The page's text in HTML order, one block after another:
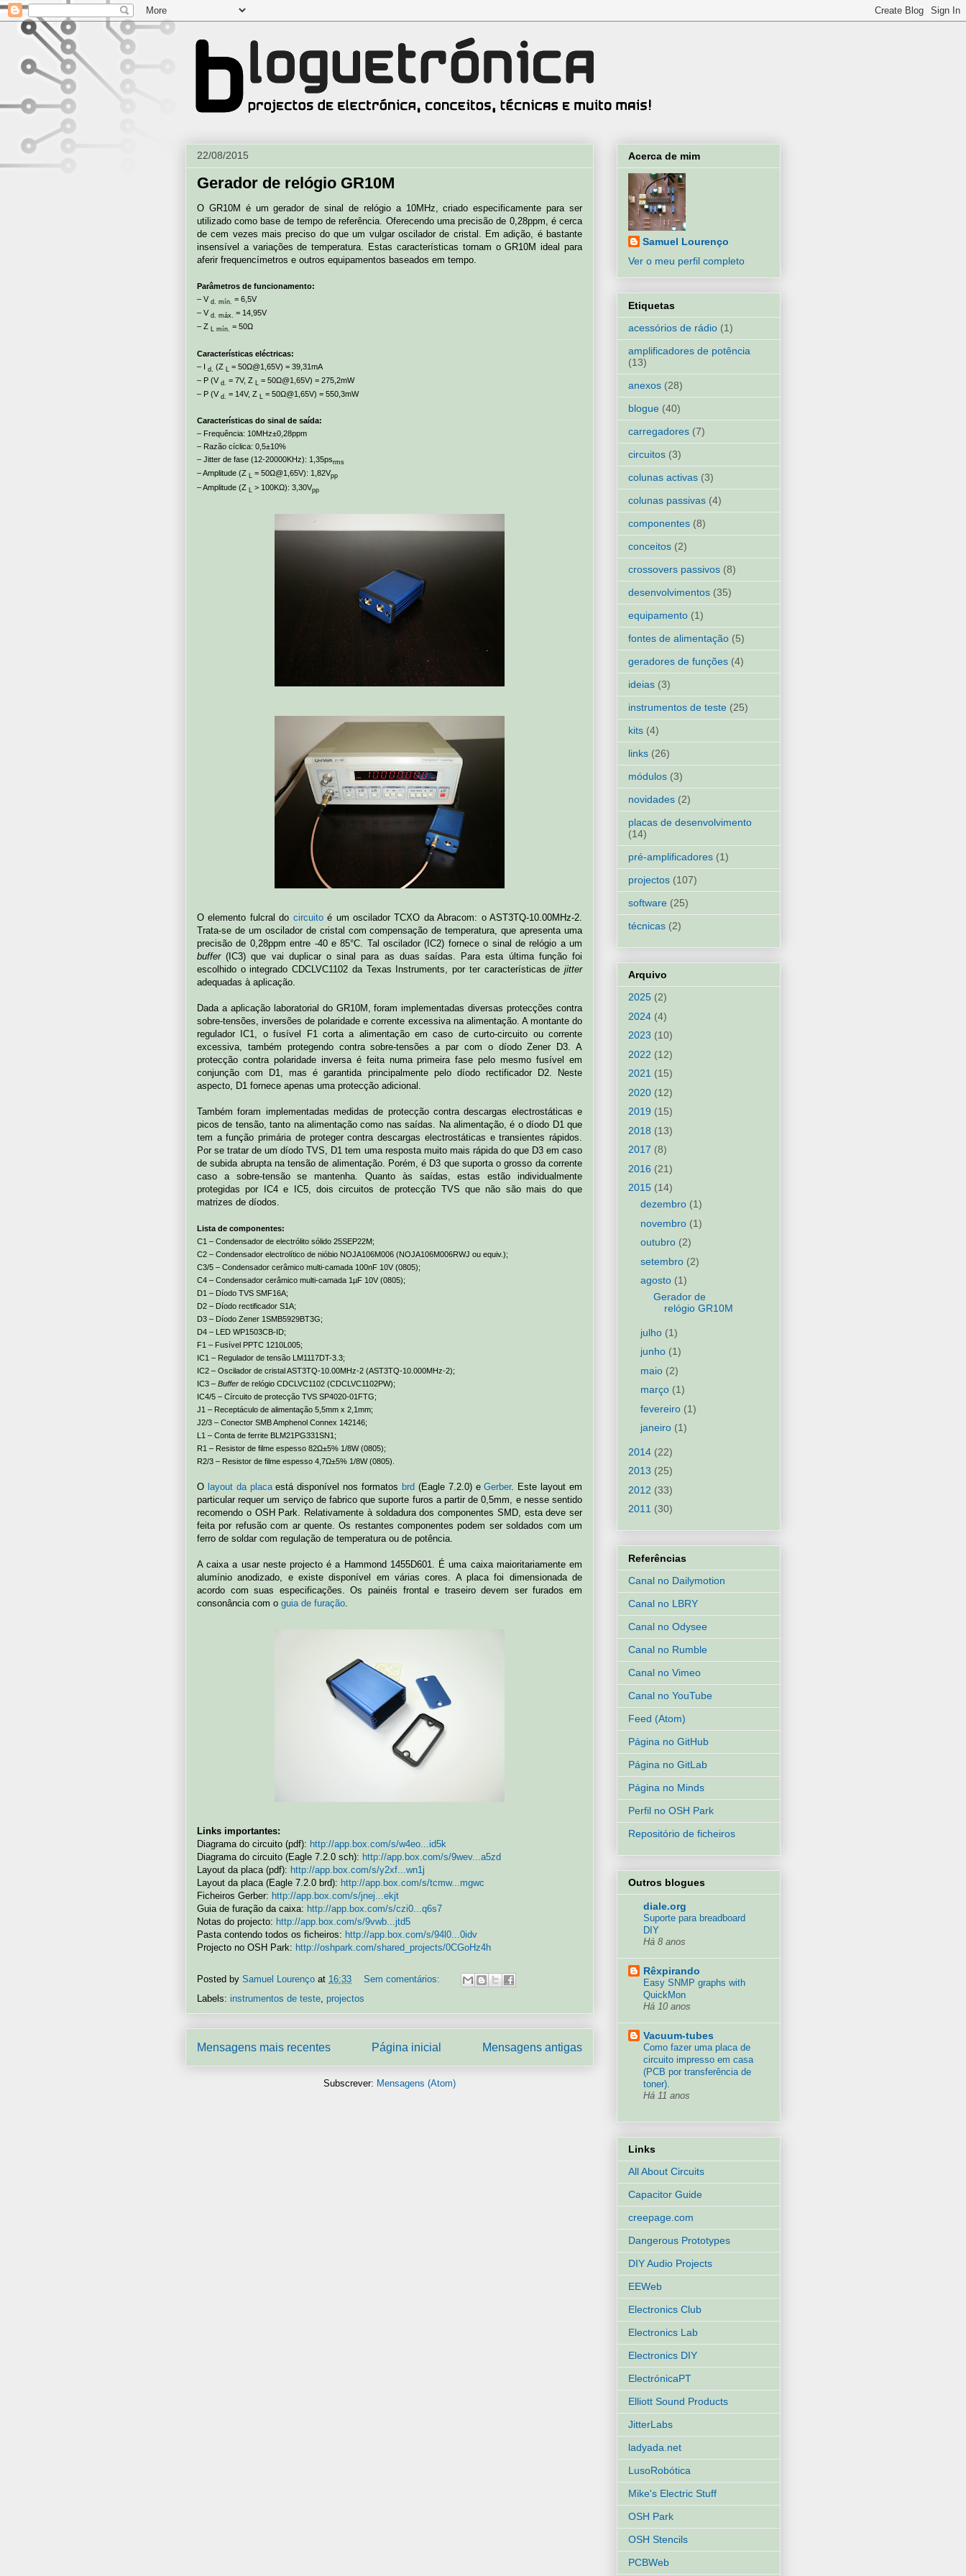
22/08/2015
Gerador de relógio GR10M
O GR10M é um gerador de sinal de relógio a 10MHz, criado especificamente para ser
utilizado como base de tempo de referência. Oferecendo uma precisão de 0,28ppm, é cerca
de cem vezes mais preciso do que um vulgar oscilador de cristal. Em adição, é bastante
insensível a variações de temperatura. Estas características tornam o GR10M ideal para
aferir frequencímetros e outros equipamentos baseados em tempo.
Parâmetros de funcionamento:
– V d. mín. = 6,5V
– V d. máx. = 14,95V
– Z L mín. = 50Ω
Características eléctricas:
– I d. (Z
= 50Ω@1,65V) = 39,31mA
– P (V d. = 7V, Z L = 50Ω@1,65V) = 275,2mW
– P (V d. = 14V, Z L = 50Ω@1,65V) = 550,3mW
Características do sinal de saída:
– Frequência: 10MHz±0,28ppm
– Razão cíclica: 0,5±10%
– Jitter de fase (12-20000KHz): 1,35psrms
– Amplitude (Z L = 50Ω@1,65V): 1,82Vpp
– Amplitude (Z > 100KΩ): 3,30Vpp
O elemento fulcral do circuitoé um oscilador TCXO da Abracom: o AST3TQ-10.00MHz-2.
Trata-se de um oscilador de cristal com compensação de temperatura, que apresenta uma
precisão de 0,28ppm entre -40 e 85°C. Tal oscilador (IC2) fornece o sinal de relógio a um
buffer(IC3) que vai duplicar o sinal para as duas saídas. Para esta última função foi
escolhido o integrado CDCLVC1102 da Texas Instruments, por ter características de jitter
adequadas à aplicação.
Dada a aplicação laboratorial do GR10M, foram implementadas diversas protecções contra
sobre-tensões, inversões de polaridade e corrente excessiva na alimentação. A montante do
regulador IC1, o fusível F1 corta a alimentação em caso de curto-circuito ou corrente
excessiva, também protegendo contra sobre-tensões a par com o díodo Zener D3. A
protecção contra polaridade inversa é feita numa primeira fase pelo mesmo fusível em
conjunção com D1, mas é garantida principalmente pelo díodo rectificador D2. Neste
aspecto, D1 fornece apenas uma protecção adicional.
Também foram implementadas medidas de protecção contra descargas electrostáticas e
picos de tensão, tanto na alimentação como nas saídas. Na alimentação, é o díodo D1 que
tem a função primária de proteger contra descargas electrostáticas e transientes rápidos.
Por se tratar de um díodo TVS, D1 tem uma resposta muito mais rápida do que D3 em caso
de subida abrupta na tensão de alimentação. Porém, é D3 que suporta o grosso da corrente
caso a sobre-tensão se mantenha. Quanto às saídas, estas estão individualmente
protegidas por IC4 e IC5, dois circuitos de protecção TVS que não são mais do que
matrizes de díodos.
Lista de componentes:
C1 – Condensador de electrólito sólido 25SEP22M;
C2 – Condensador electrolítico de nióbio NOJA106M006 (NOJA106M006RWJ ou equiv.);
C3/5 – Condensador cerâmico multi-camada 100nF 10V (0805);
C4 – Condensador cerâmico multi-camada 1µF 10V (0805);
D1 – Díodo TVS SMF16A;
D2 – Díodo rectificador S1A;
D3 – Díodo Zener 1SMB5929BT3G;
D4 – LED WP1503CB-ID;
F1 – Fusível PPTC 1210L005;
IC1 – Regulador de tensão LM1117DT-3.3;
IC2 – Oscilador de cristal AST3TQ-10.00MHz-2 (AST3TQ-10.000MHz-2);
IC3 – Buffer de relógio CDCLVC1102 (CDCLVC1102PW);
IC4/5 – Círcuito de protecção TVS SP4020-01FTG;
J1 – Receptáculo de alimentação 5,5mm x 2,1mm;
J2/3 – Conector SMB Amphenol Connex 142146;
L1 – Conta de ferrite BLM21PG331SN1;
R1 – Resistor de filme espesso 82Ω±5% 1/8W (0805);
R2/3 – Resistor de filme espesso 4,7Ω±5% 1/8W (0805).
O layout da placaestá disponível nos formatos brd (Eagle 7.2.0) eGerber. Este layout em
particular requer um serviço de fabrico que suporte furos a partir de 0,5mm, e nesse sentido
recomendo o OSH Park. Relativamente à soldadura dos componentes SMD, esta deve ser
feita por refusão com ar quente. Os restantes componentes podem ser soldados com um
ferro de soldar com regulação de temperatura ou de potência.
A caixa a usar neste projecto é a Hammond 1455D601. É uma caixa maioritariamente em
alumínio anodizado, e existe disponível em várias cores. A placa foi dimensionada de
acordo com suas especificações. Os painéis frontal e traseiro devem ser furados em
consonância com o guia de furação
Links importantes:
Diagrama do circuito (pdf): http://app.box.com/s/w4eo...id5k
Diagrama do circuito (Eagle 7.2.0 sch): http://app.box.com/s/9wev...a5zd
Layout da placa (pdf): http://app.box.com/s/y2xf...wn1j
Layout da placa (Eagle 7.2.0 brd): http://app.box.com/s/tcmw...mgwc
Ficheiros Gerber: http://app.box.com/s/jnej...ekjt
Guia de furação da caixa: http://app.box.com/s/czi0...q6s7
Notas do projecto: http://app.box.com/s/9vwb...jtd5
Pasta contendo todos os ficheiros: http://app.box.com/s/94l0...0idv
Projecto no OSH Park: http://oshpark.com/shared_projects/0CGoHz4h
Posted by Samuel Lourenço at 16:33
Sem comentários:
Labels: instrumentos de teste projectos
Mensagens mais recentes Mensagens antigas
Página inicial
Subscrever: Mensagens (Atom)
Acerca de mim
Samuel Lourenço
Ver o meu perfil completo
Etiquetas
acessórios de rádio (1)
amplificadores de potência
(13)
anexos (28)
blogue (40)
carregadores (7)
circuitos (3)
colunas activas (3)
colunas passivas (4)
componentes (8)
conceitos (2)
crossovers passivos (8)
desenvolvimentos (35)
equipamento (1)
fontes de alimentação (5)
geradores de funções (4)
ideias (3)
instrumentos de teste (25)
kits (4)
links (26)
módulos (3)
novidades (2)
placas de desenvolvimento
(14)
pré-amplificadores (1)
projectos (107)
software (25)
técnicas (2)
Arquivo
2025 (2)
2024 (4)
2023 (10)
2022 (12)
2021 (15)
2020 (12)
2019 (15)
2018 (13)
2017 (8)
2016 (21)
2015 (14)
dezembro (1)
novembro (1)
outubro (2)
setembro (2)
agosto (1)
Gerador de
relógio GR10M
julho (1)
junho (1)
maio (2)
março (1)
fevereiro (1)
janeiro (1)
2014 (22)
2013 (25)
2012 (33)
2011 (30)
Referências
Canal no Dailymotion
Canal no LBRY
Canal no Odysee
Canal no Rumble
Canal no Vimeo
Canal no YouTube
Feed (Atom)
Página no GitHub
Página no GitLab
Página no Minds
Perfil no OSH Park
Repositório de ficheiros
Outros blogues
diale.org
Suporte para breadboard
DIY
Há 8 anos
Rêxpirando
Easy SNMP graphs with
QuickMon
Há 10 anos
Vacuum-tubes
Como fazer uma placa de
circuito impresso em casa
(PCB por transferência de
toner).
Há 11 anos
Links
All About Circuits
Capacitor Guide
creepage.com
Dangerous Prototypes
DIY Audio Projects
EEWeb
Electronics Club
Electronics Lab
Electronics DIY
ElectrónicaPT
Elliott Sound Products
JitterLabs
ladyada.net
LusoRobótica
Mike's Electric Stuff
OSH Park
OSH Stencils
PCBWeb